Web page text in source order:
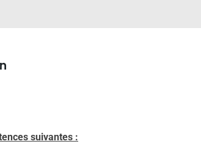
suivantes :